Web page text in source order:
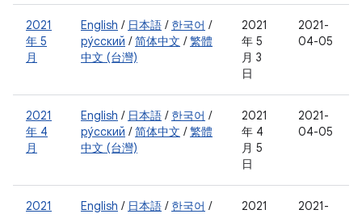
2021
年 5
月
English / 日本語 / 한국어 /
ру́сский /简体中文 /繁體
中文 (台灣)
2021
年 5
月 3
日
2021-
04-05
2021
年 4
月
English / 日本語 / 한국어 /
ру́сский /简体中文 /繁體
中文 (台灣)
2021
年 4
月 5
日
2021-
04-05
2021
English / 日本語 / 한국어 /
2021
2021-